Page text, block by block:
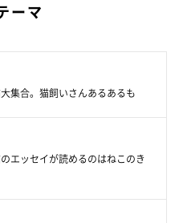
ーマ
集合。猫飼いさんあるあるも
エッセイが読めるのはねこのき